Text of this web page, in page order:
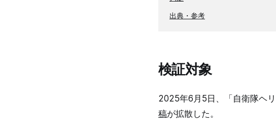
出典・参考
検証対象
2025年6月5日、「自衛隊ヘ
稿が拡散した。